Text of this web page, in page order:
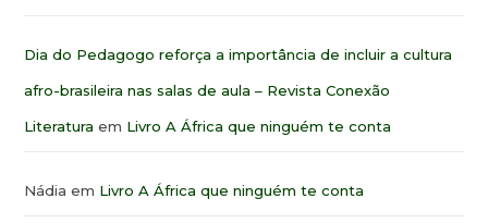
Dia do Pedagogo reforça a importância de incluir a cultura
afro-brasileira nas salas de aula – Revista Conexão
Literatura em Livro A África que ninguém te conta
Nádia em Livro A África que ninguém te conta